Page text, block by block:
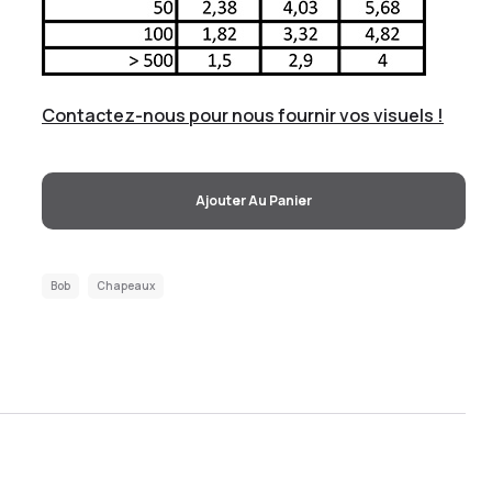
Contactez-nous pour nous fournir vos visuels !
Ajouter Au Panier
Bob Chapeaux